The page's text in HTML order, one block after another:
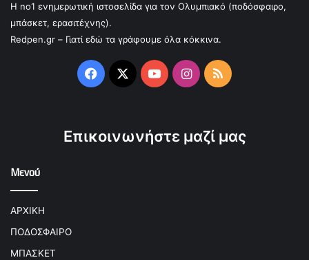
Η no1 ενημερωτική ιστοσελίδα για τον Ολυμπιακό (ποδόσφαιρο,
μπάσκετ, ερασιτέχνης).
Redpen.gr – Γιατί εδώ τα γράφουμε όλα κόκκινα.
Facebook
X YouTubeInstagram
RSS
Επικοινωνήστε μαζί μας
Μενού
ΑΡΧΙΚΗ
ΠΟΔΟΣΦΑΙΡΟ
ΜΠΑΣΚΕΤ